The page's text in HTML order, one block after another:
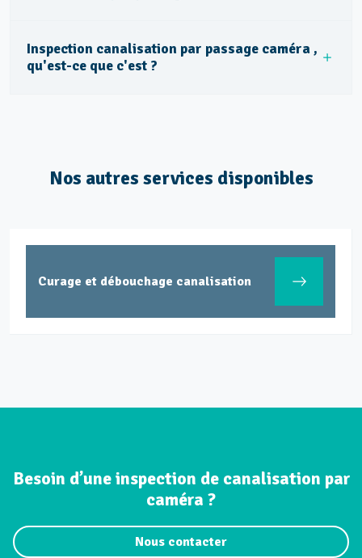
Inspection canalisation par passage caméra ,
qu'est-ce que c'est ?
Nos autres services disponibles
Curage et débouchage canalisation
Besoin d’une inspection de canalisation par
caméra ?
Nous contacter